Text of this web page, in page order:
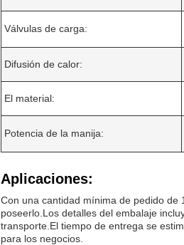
Válvulas de carga:
Difusión de calor:
El material:
Potencia de la manija:
Aplicaciones:
Con una cantidad mínima de pedido de
poseerlo.Los detalles del embalaje
transporte.El tiempo de entrega se
para los negocios.